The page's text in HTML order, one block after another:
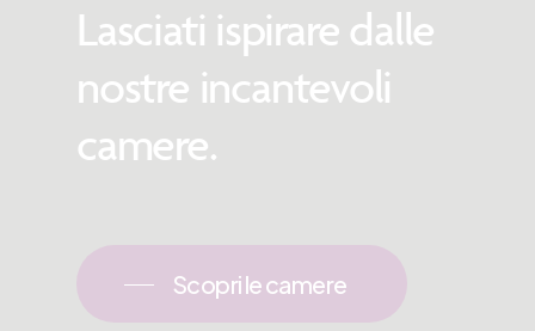
Lasciati ispirare dalle
nostre incantevoli
camere.
Scopri le camere